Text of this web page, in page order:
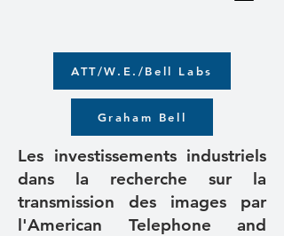
ATT/W.E./Bell Labs
Graham Bell
Les investissements industriels
dans la recherche sur la
transmission des images par
l'American Telephone and